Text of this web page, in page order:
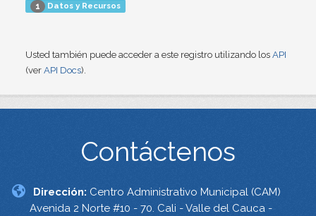
1 Datos y Recursos
Usted también puede acceder a este registro utilizando los API
(ver API Docs).
Contáctenos
Dirección: Centro Administrativo Municipal (CAM)
Avenida 2 Norte #10 - 70. Cali - Valle del Cauca -